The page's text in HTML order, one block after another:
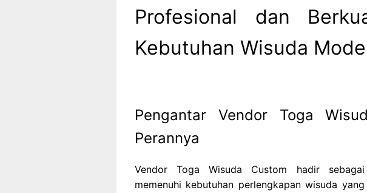
Profesional dan
Kebutuhan Wisuda
Pengantar Vendor Toga
Perannya
Vendor Toga Wisuda Custom hadir
memenuhi kebutuhan perlengkapan wisuda